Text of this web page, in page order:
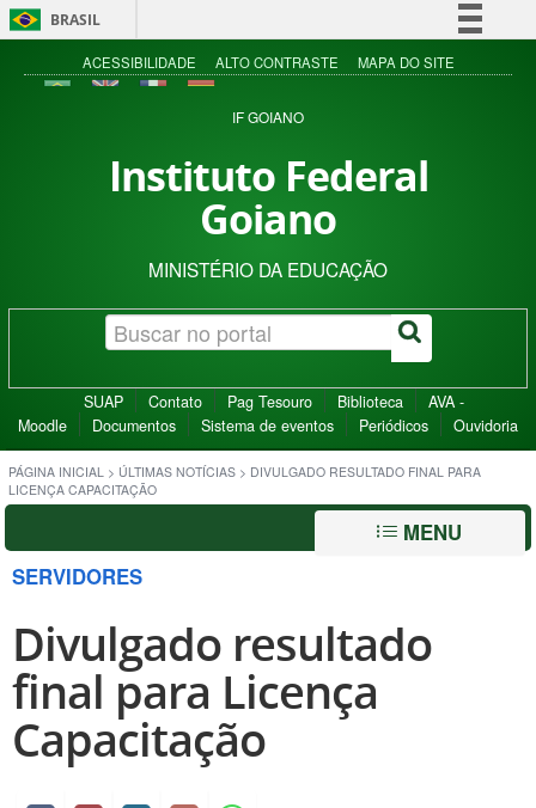
BRASIL
Simplifique!
Acesso à informação
ACESSIBILIDADE ALTO CONTRASTE MAPA DO SITE
IF GOIANO
Instituto Federal
Goiano
MINISTÉRIO DA EDUCAÇÃO
SUAP Contato Pag Tesouro Biblioteca
AVA -
Moodle
Documentos Sistema de eventos Periódicos Ouvidoria
PÁGINA INICIAL > ÚLTIMAS NOTÍCIAS > DIVULGADO RESULTADO FINAL PARA
LICENÇA CAPACITAÇÃO
MENU
SERVIDORES
Divulgado resultado
final para Licença
Capacitação